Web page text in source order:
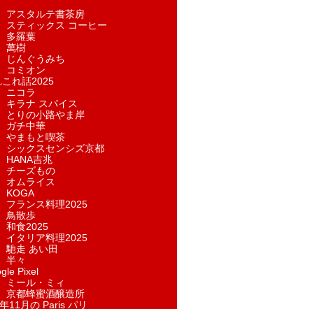
スタルテ書茶房
ティックス コーヒー
多羅葉
萬樹
んぐうみち
ミオン
これ話2025
コラ
ラナ スパイス
りの小路やま岸
チ中華
まもと喫茶
ックスセンシズ京都
吉兆
ーズもの
ムライス
KOGA
ランス料理2025
鳥散歩
食2025
タリア料理2025
走 あい田
々
Pixel
ール・ミィ
都蜂蜜酒醸造所
11月の Paris パリ